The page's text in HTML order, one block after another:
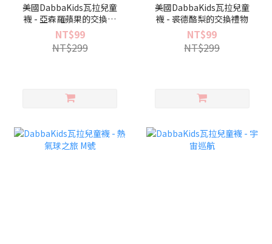
美國DabbaKids瓦拉兒童
襪 - 亞森羅蘋果的交換禮
物
NT$99
NT$299
美國DabbaKids瓦拉兒童
襪 - 裘德酪梨的交換禮物
NT$99
NT$299